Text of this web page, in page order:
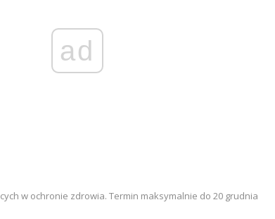
ad
w ochronie zdrowia. Termin maksymalnie do 20 grudnia